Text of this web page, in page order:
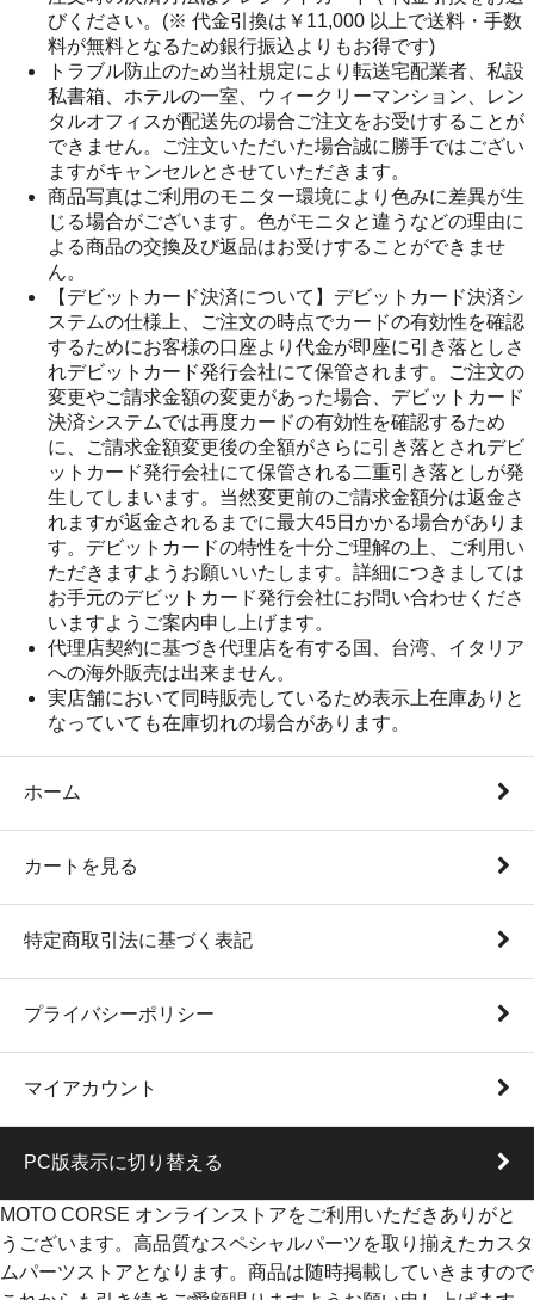
びください。(※ 代金引換は￥11,000 以上で送料・手数
料が無料となるため銀行振込よりもお得です)
トラブル防止のため当社規定により転送宅配業者、私設
私書箱、ホテルの一室、ウィークリーマンション、レン
タルオフィスが配送先の場合ご注文をお受けすることが
できません。ご注文いただいた場合誠に勝手ではござい
ますがキャンセルとさせていただきます。
商品写真はご利用のモニター環境により色みに差異が生
じる場合がございます。色がモニタと違うなどの理由に
よる商品の交換及び返品はお受けすることができませ
ん。
【デビットカード決済について】デビットカード決済シ
ステムの仕様上、ご注文の時点でカードの有効性を確認
するためにお客様の口座より代金が即座に引き落としさ
れデビットカード発行会社にて保管されます。ご注文の
変更やご請求金額の変更があった場合、デビットカード
決済システムでは再度カードの有効性を確認するため
に、ご請求金額変更後の全額がさらに引き落とされデビ
ットカード発行会社にて保管される二重引き落としが発
生してしまいます。当然変更前のご請求金額分は返金さ
れますが返金されるまでに最大45日かかる場合がありま
す。デビットカードの特性を十分ご理解の上、ご利用い
ただきますようお願いいたします。詳細につきましては
お手元のデビットカード発行会社にお問い合わせくださ
いますようご案内申し上げます。
代理店契約に基づき代理店を有する国、台湾、イタリア
への海外販売は出来ません。
実店舗において同時販売しているため表示上在庫ありと
なっていても在庫切れの場合があります。
ホーム
カートを見る
特定商取引法に基づく表記
プライバシーポリシー
マイアカウント
PC版表示に切り替える
MOTO CORSE オンラインストアをご利用いただきありがと
うございます。高品質なスペシャルパーツを取り揃えたカスタ
ムパーツストアとなります。商品は随時掲載していきますので